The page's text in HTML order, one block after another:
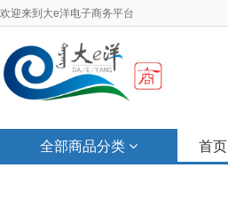
欢迎来到大e洋电子商务平台
全部商品分类 首页